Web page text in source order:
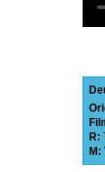
R:
M: